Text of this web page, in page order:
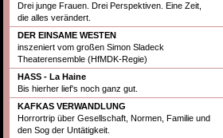
Drei junge Frauen. Drei Perspektiven. Eine Zeit,
die alles verändert.
DER EINSAME WESTEN
inszeniert vom großen Simon Sladeck
Theaterensemble (HfMDK-Regie)
HASS - La Haine
Bis hierher lief's noch ganz gut.
KAFKAS VERWANDLUNG
Horrortrip über Gesellschaft, Normen, Familie und
den Sog der Untätigkeit.